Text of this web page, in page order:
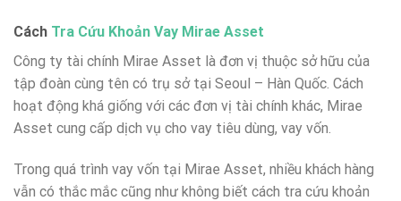
Cách Tra Cứu Khoản Vay Mirae Asset
Công ty tài chính Mirae Asset là đơn vị thuộc sở hữu của
tập đoàn cùng tên có trụ sở tại Seoul – Hàn Quốc. Cách
hoạt động khá giống với các đơn vị tài chính khác, Mirae
Asset cung cấp dịch vụ cho vay tiêu dùng, vay vốn.
Trong quá trình vay vốn tại Mirae Asset, nhiều khách hàng
vẫn có thắc mắc cũng như không biết cách tra cứu khoản